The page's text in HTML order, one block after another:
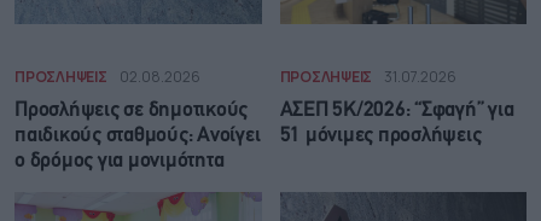
ΠΡΟΣΛΗΨΕΙΣ 02.08.2026
Προσλήψεις σε δημοτικούς
παιδικούς σταθμούς: Ανοίγει
ο δρόμος για μονιμότητα
ΠΡΟΣΛΗΨΕΙΣ 31.07.2026
ΑΣΕΠ 5Κ/2026: “Σφαγή” για
51 μόνιμες προσλήψεις